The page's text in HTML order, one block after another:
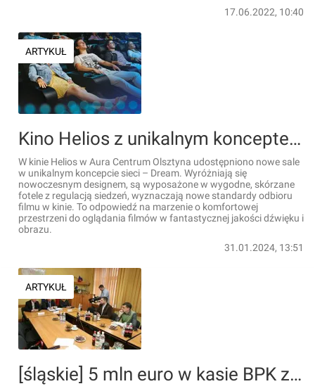
17.06.2022, 10:40
ARTYKUŁ
Kino Helios z unikalnym konceptem Dream w Aura Centrum Olsztyna
W kinie Helios w Aura Centrum Olsztyna udostępniono nowe sale
w unikalnym koncepcie sieci – Dream. Wyróżniają się
nowoczesnym designem, są wyposażone w wygodne, skórzane
fotele z regulacją siedzeń, wyznaczają nowe standardy odbioru
filmu w kinie. To odpowiedź na marzenie o komfortowej
przestrzeni do oglądania filmów w fantastycznej jakości dźwięku i
obrazu.
31.01.2024, 13:51
ARTYKUŁ
[śląskie] 5 mln euro w kasie BPK za dobrze zrealizowany projekt